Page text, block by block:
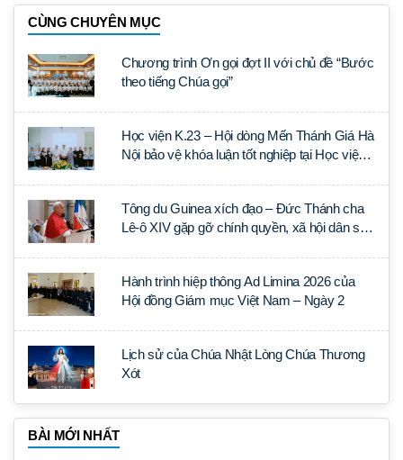
CÙNG CHUYÊN MỤC
Chương trình Ơn gọi đợt II với chủ đề “Bước
theo tiếng Chúa gọi”
Học viện K.23 – Hội dòng Mến Thánh Giá Hà
Nội bảo vệ khóa luận tốt nghiệp tại Học viện
Tông du Guinea xích đạo – Đức Thánh cha
Lê-ô XIV gặp gỡ chính quyền, xã hội dân sự
Hành trình hiệp thông Ad Limina 2026 của
Hội đồng Giám mục Việt Nam – Ngày 2
Lịch sử của Chúa Nhật Lòng Chúa Thương
Xót
BÀI MỚI NHẤT